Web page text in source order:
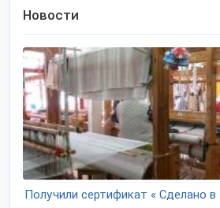
Новости
Получили сертификат « Сделано в